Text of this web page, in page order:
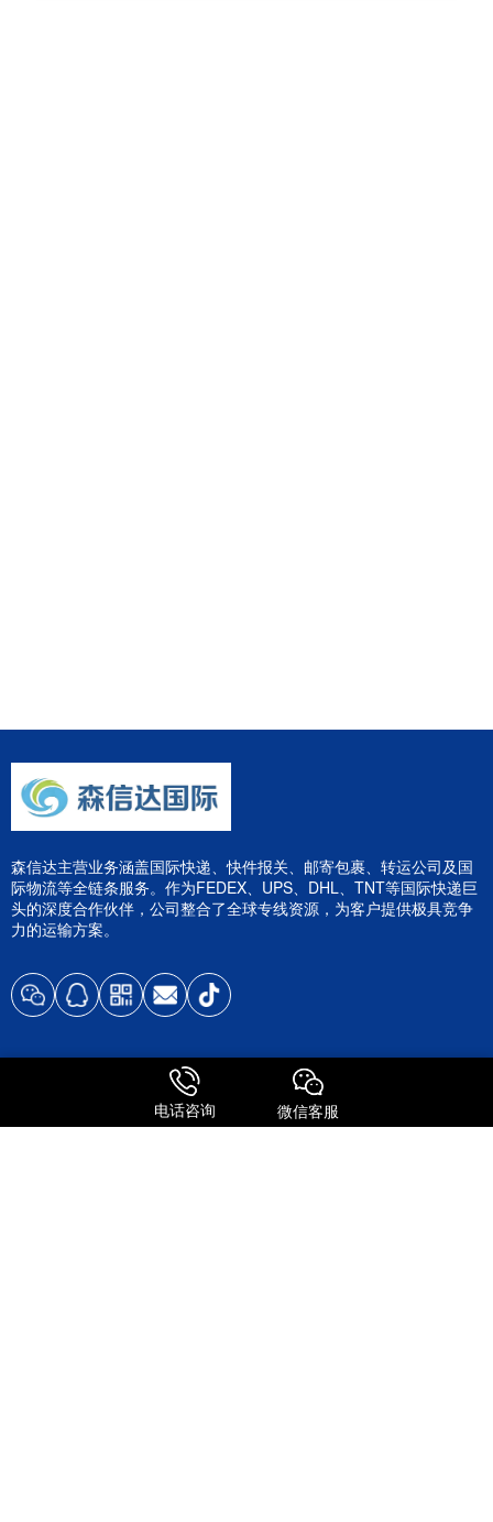
森信达主营业务涵盖国际快递、快件报关、邮寄包裹、转运公司及国
际物流等全链条服务。作为FEDEX、UPS、DHL、TNT等国际快递巨
头的深度合作伙伴，公司整合了全球专线资源，为客户提供极具竞争
力的运输方案。
全球进口
电话咨询 微信客服